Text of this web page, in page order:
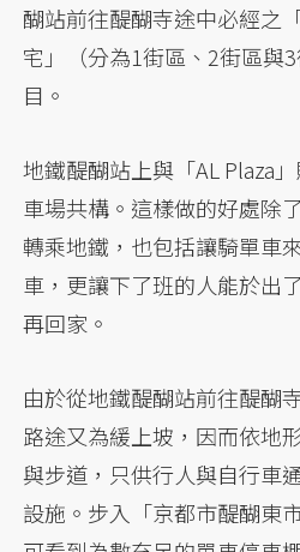
醐站前往醍醐寺途中必經之
宅」（分為1街區、2街區與
目。
地鐵醍醐站上與「AL Plaza
車場共構。這樣做的好處除
轉乘地鐵，也包括讓騎單車
車，更讓下了班的人能於出
再回家。
由於從地鐵醍醐站前往醍醐
路途又為緩上坡，因而依地
與步道，只供行人與自行車
設施。步入「京都市醍醐東